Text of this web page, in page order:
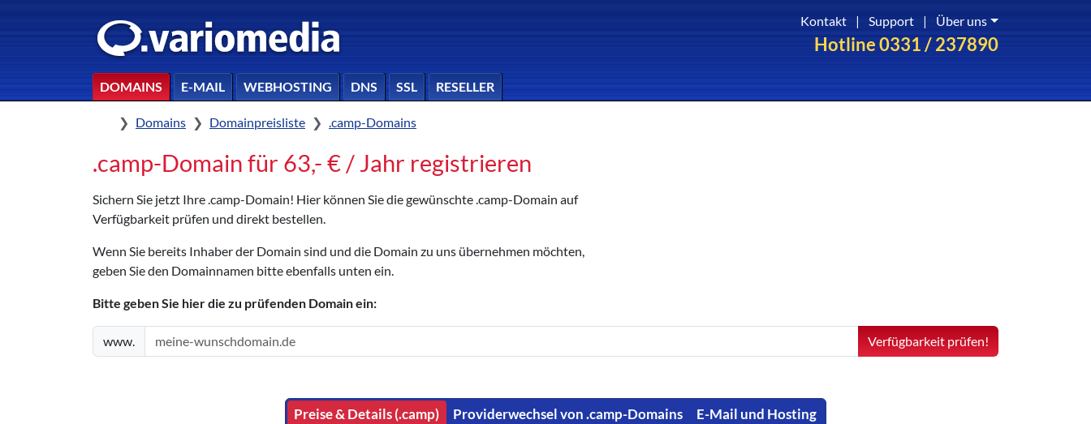
Hotline 0331 / 237890
Kontakt | Support | Über uns
DOMAINS E-MAIL WEBHOSTING DNS SSL RESELLER
HomeDomains Domainpreisliste .camp-Domains
.camp-Domain für 63,- € / Jahr registrieren
Sichern Sie jetzt Ihre .camp-Domain! Hier können Sie die gewünschte .camp-Domain auf
Verfügbarkeit prüfen und direkt bestellen.
Wenn Sie bereits Inhaber der Domain sind und die Domain zu uns übernehmen möchten,
geben Sie den Domainnamen bitte ebenfalls unten ein.
Bitte geben Sie hier die zu prüfenden Domain ein:
www. Verfügbarkeit prüfen!
Preise & Details (.camp) Providerwechsel von .camp-Domains E-Mail und Hosting